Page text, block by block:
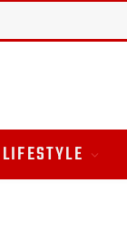
LIFESTYLE